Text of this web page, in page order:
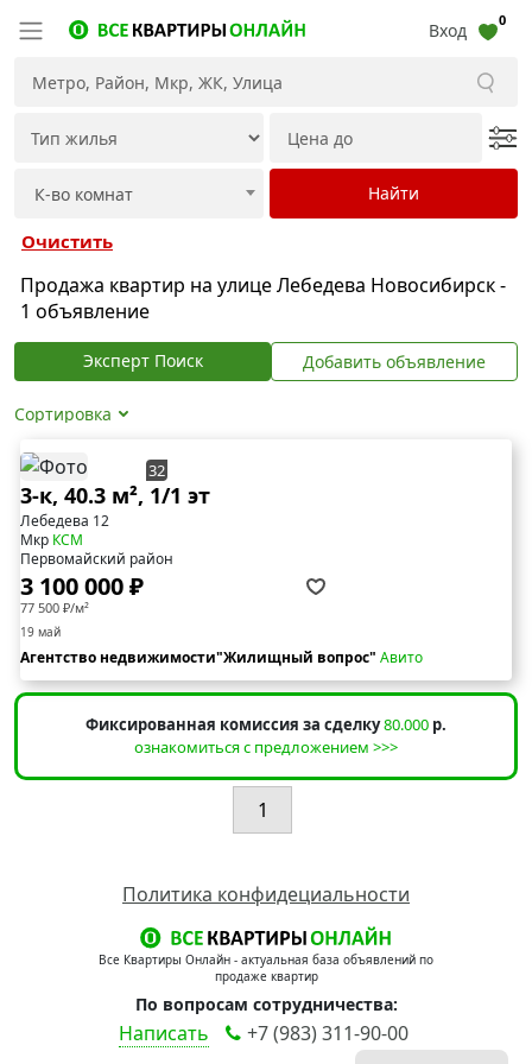
Вход 0
Очистить
Продажа квартир на улице Лебедева Новосибирск -
1 объявление
Эксперт Поиск Добавить объявление
Сортировка
32
3-к, 40.3 м², 1/1 эт
Лебедева 12
Мкр КСМ
Первомайский район
3 100 000 ₽
77 500 ₽/м²
19 май
Агентство недвижимости"Жилищный вопрос" Авито
Фиксированная комиссия за сделку80.000 р.
ознакомиться с предложением >>>
1
Политика конфидециальности
Все Квартиры Онлайн - актуальная база объявлений по
продаже квартир
По вопросам сотрудничества:
Написать +7 (983) 311-90-00